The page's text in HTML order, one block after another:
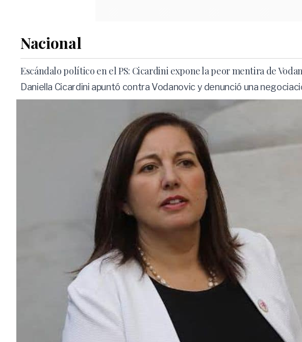
Nacional
Escándalo político en el PS: Cicardini expone la peor mentira de
Daniella Cicardini apuntó contra Vodanovic y denunció una